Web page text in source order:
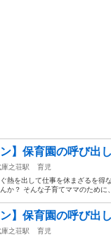
ン】保育園の呼び
庫之荘駅
育児
ぐ熱を出して仕事を休まざるを
か？ そんな子育てママのために
ン】保育園の呼び
庫之荘駅
育児